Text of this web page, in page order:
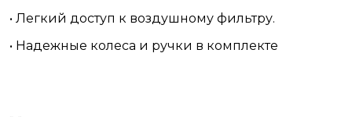
• Легкий доступ к воздушному фильтру.
• Надежные колеса и ручки в комплекте